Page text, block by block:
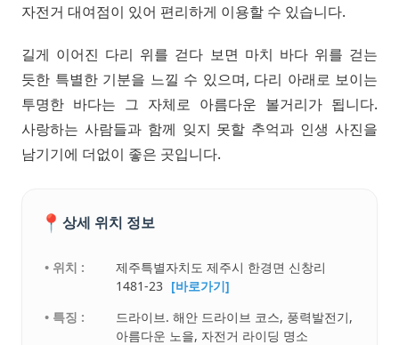
자전거 대여점이 있어 편리하게 이용할 수 있습니다.
길게 이어진 다리 위를 걷다 보면 마치 바다 위를 걷는
듯한 특별한 기분을 느낄 수 있으며, 다리 아래로 보이는
투명한 바다는 그 자체로 아름다운 볼거리가 됩니다.
사랑하는 사람들과 함께 잊지 못할 추억과 인생 사진을
남기기에 더없이 좋은 곳입니다.
📍 상세 위치 정보
• 위치 :
제주특별자치도 제주시 한경면 신창리
1481-23 [바로가기]
• 특징 :
드라이브. 해안 드라이브 코스, 풍력발전기,
아름다운 노을, 자전거 라이딩 명소